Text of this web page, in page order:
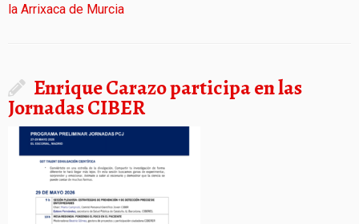
la Arrixaca de Murcia
Enrique Carazo participa en las
Jornadas CIBER